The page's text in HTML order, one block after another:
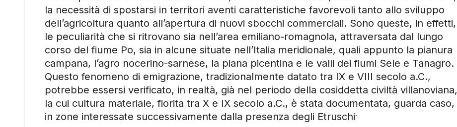
la necessità di spostarsi in territori aventi caratteristiche favorevoli tanto allo sviluppo
dell’agricoltura quanto all’apertura di nuovi sbocchi commerciali. Sono queste, in effetti,
le peculiarità che si ritrovano sia nell’area emiliano-romagnola, attraversata dal lungo
corso del fiume Po, sia in alcune situate nell’Italia meridionale, quali appunto la pianura
campana, l’agro nocerino-sarnese, la piana picentina e le valli dei fiumi Sele e Tanagro.
Questo fenomeno di emigrazione, tradizionalmente datato tra IX e VIII secolo a.C.,
potrebbe essersi verificato, in realtà, già nel periodo della cosiddetta civiltà villanoviana,
la cui cultura materiale, fiorita tra X e IX secolo a.C., è stata documentata, guarda caso,
in zone interessate successivamente dalla presenza degli Etruschi.